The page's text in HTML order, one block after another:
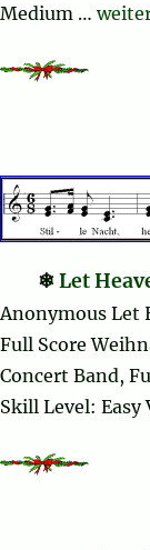
Medium …
Let
Anonymous Let
Full Score
Concert Band,
Skill Level: